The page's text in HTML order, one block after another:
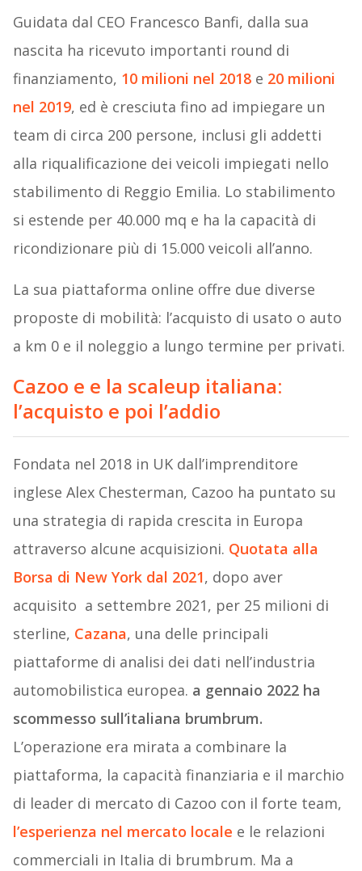
Guidata dal CEO Francesco Banfi, dalla sua
nascita ha ricevuto importanti round di
finanziamento, 10 milioni nel 2018e 20 milioni
nel 2019, ed è cresciuta fino ad impiegare un
team di circa 200 persone, inclusi gli addetti
alla riqualificazione dei veicoli impiegati nello
stabilimento di Reggio Emilia. Lo stabilimento
si estende per 40.000 mq e ha la capacità di
ricondizionare più di 15.000 veicoli all’anno.
La sua piattaforma online offre due diverse
proposte di mobilità: l’acquisto di usato o auto
a km 0 e il noleggio a lungo termine per privati.
Cazoo e e la scaleup italiana:
l’acquisto e poi l’addio
Fondata nel 2018 in UK dall’imprenditore
inglese Alex Chesterman, Cazoo ha puntato su
una strategia di rapida crescita in Europa
attraverso alcune acquisizioni. Quotata alla
Borsa di New York dal 2021, dopo aver
acquisito a settembre 2021, per 25 milioni di
sterline, Cazana, una delle principali
piattaforme di analisi dei dati nell’industria
automobilistica europea. a gennaio 2022 ha
scommesso sull’italiana brumbrum.
L’operazione era mirata a combinare la
piattaforma, la capacità finanziaria e il marchio
di leader di mercato di Cazoo con il forte team,
l’esperienza nel mercato locale e le relazioni
commerciali in Italia di brumbrum. Ma a